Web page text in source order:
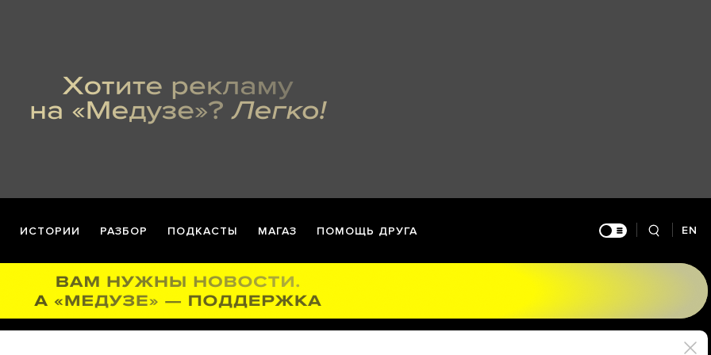
ИСТОРИИ РАЗБОР ПОДКАСТЫ МАГАЗ ПОМОЩЬ ДРУГА EN